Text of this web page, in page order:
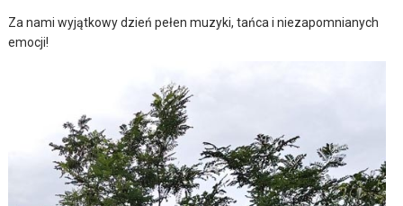
Za nami wyjątkowy dzień pełen muzyki, tańca i niezapomnianych
emocji!